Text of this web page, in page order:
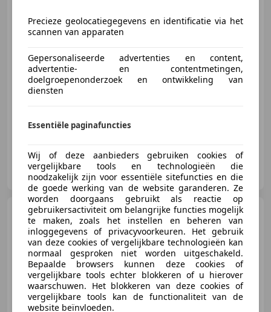
06/2013
Auto Knobben
NL-7721 CJ DALFSEN
Volkswagen T-Roc 1.5 TSI
Sport Digidash, Pano, ACC, Led,
LM.
€ 19.950
Precieze geolocatiegegevens en identificatie via het
scannen van apparaten
Gepersonaliseerde advertenties en content,
advertentie- en contentmetingen,
doelgroepenonderzoek en ontwikkeling van
diensten
Essentiële paginafuncties
Wij of deze aanbieders gebruiken cookies of
vergelijkbare tools en technologieën die
noodzakelijk zijn voor essentiële sitefuncties en die
de goede werking van de website garanderen. Ze
worden doorgaans gebruikt als reactie op
gebruikersactiviteit om belangrijke functies mogelijk
te maken, zoals het instellen en beheren van
inloggegevens of privacyvoorkeuren. Het gebruik
van deze cookies of vergelijkbare technologieën kan
normaal gesproken niet worden uitgeschakeld.
Bepaalde browsers kunnen deze cookies of
vergelijkbare tools echter blokkeren of u hierover
waarschuwen. Het blokkeren van deze cookies of
vergelijkbare tools kan de functionaliteit van de
website beïnvloeden.